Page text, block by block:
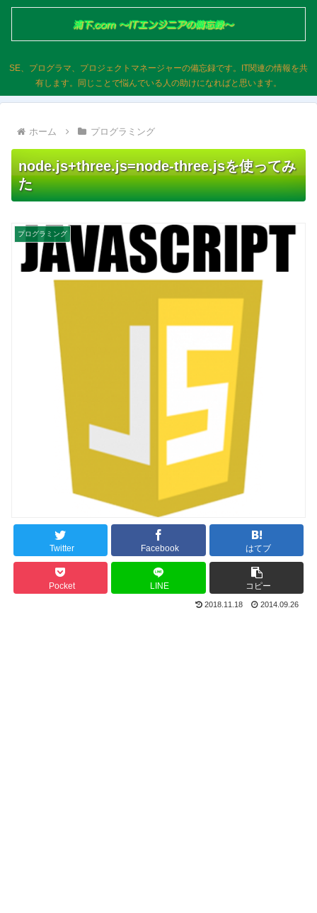
SE、プログラマ、プロジェクトマネージャーの備忘録です。IT関連の情報を共
有します。同じことで悩んでいる人の助けになればと思います。
ホーム プログラミング
node.js+three.js=node-three.jsを使ってみ
た
プログラミング
Twitter Facebook はてブ
Pocket LINE コピー
2018.11.18 2014.09.26